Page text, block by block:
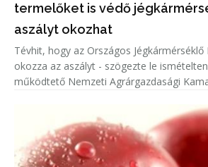
termelőket is védő
aszályt okozhat
Tévhit, hogy az Országos Jégkármérséklő
okozza az aszályt - szögezte le
működtető Nemzeti Agrárgazdasági